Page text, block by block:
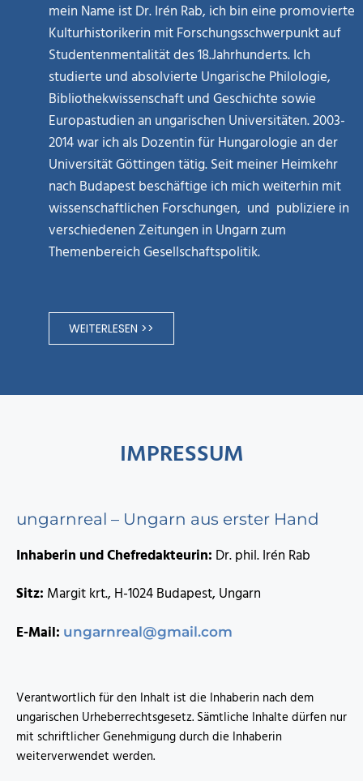
mein Name ist Dr. Irén Rab, ich bin eine promovierte
Kulturhistorikerin mit Forschungsschwerpunkt auf
Studentenmentalität des 18.Jahrhunderts. Ich
studierte und absolvierte Ungarische Philologie,
Bibliothekwissenschaft und Geschichte sowie
Europastudien an ungarischen Universitäten. 2003-
2014 war ich als Dozentin für Hungarologie an der
Universität Göttingen tätig. Seit meiner Heimkehr
nach Budapest beschäftige ich mich weiterhin mit
wissenschaftlichen Forschungen, und publiziere in
verschiedenen Zeitungen in Ungarn zum
Themenbereich Gesellschaftspolitik.
WEITERLESEN >>
IMPRESSUM
ungarnreal – Ungarn aus erster Hand
Inhaberin und Chefredakteurin: Dr. phil. Irén Rab
Sitz: Margit krt., H-1024 Budapest, Ungarn
E-Mail: ungarnreal@gmail.com
Verantwortlich für den Inhalt ist die Inhaberin nach dem
ungarischen Urheberrechtsgesetz. Sämtliche Inhalte dürfen nur
mit schriftlicher Genehmigung durch die Inhaberin
weiterverwendet werden.